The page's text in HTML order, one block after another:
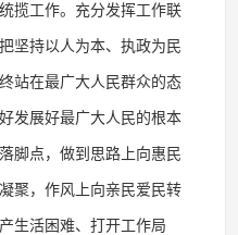
揽工作。充分发挥工作联
坚持以人为本、执政为民
站在最广大人民群众的态
发展好最广大人民的根本
脚点，做到思路上向惠民
聚，作风上向亲民爱民转
生活困难、打开工作局